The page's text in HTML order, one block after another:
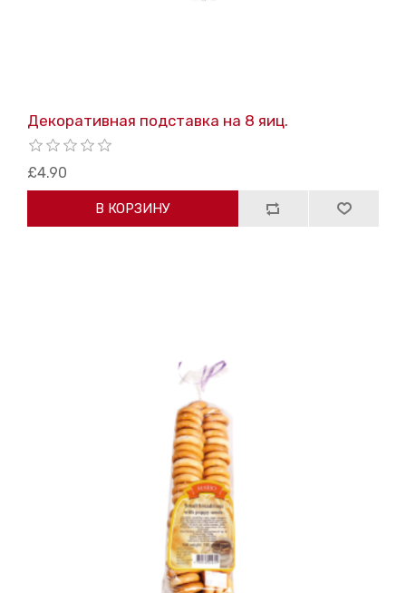
Декоративная подставка на 8 яиц.
£4.90
В КОРЗИНУ